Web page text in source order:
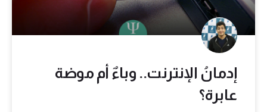
إدمانُ الإنترنت.. وباءٌ أم موضة
عابرة؟